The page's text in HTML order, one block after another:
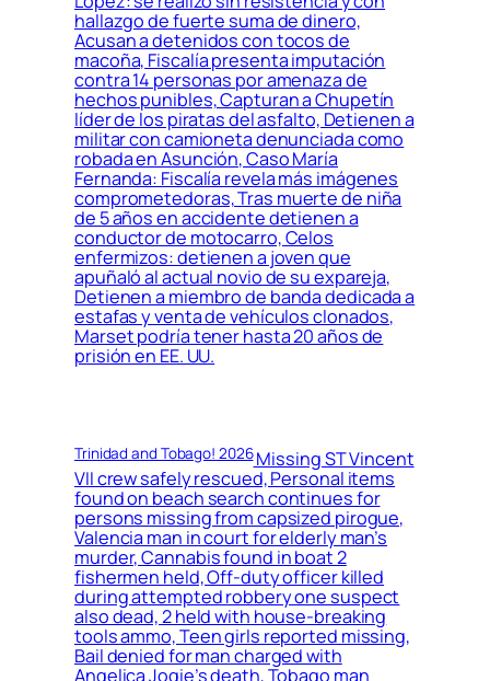
hallazgo de fuerte suma de dinero,
Acusan a detenidos con tocos de
macoña, Fiscalía presenta imputación
contra 14 personas por amenaza de
hechos punibles, Capturan a Chupetín
líder de los piratas del asfalto, Detienen a
militar con camioneta denunciada como
robada en Asunción, Caso María
Fernanda: Fiscalía revela más imágenes
comprometedoras, Tras muerte de niña
de 5 años en accidente detienen a
conductor de motocarro, Celos
enfermizos: detienen a joven que
apuñaló al actual novio de su expareja,
Detienen a miembro de banda dedicada a
estafas y venta de vehículos clonados,
Marset podría tener hasta 20 años de
prisión en EE. UU.
Trinidad and Tobago! 2026Missing ST Vincent
VII crew safely rescued, Personal items
found on beach search continues for
persons missing from capsized pirogue,
Valencia man in court for elderly man’s
murder, Cannabis found in boat 2
fishermen held, Off-duty officer killed
during attempted robbery one suspect
also dead, 2 held with house-breaking
tools ammo, Teen girls reported missing,
Bail denied for man charged with
Angelica Jogie’s death, Tobago man